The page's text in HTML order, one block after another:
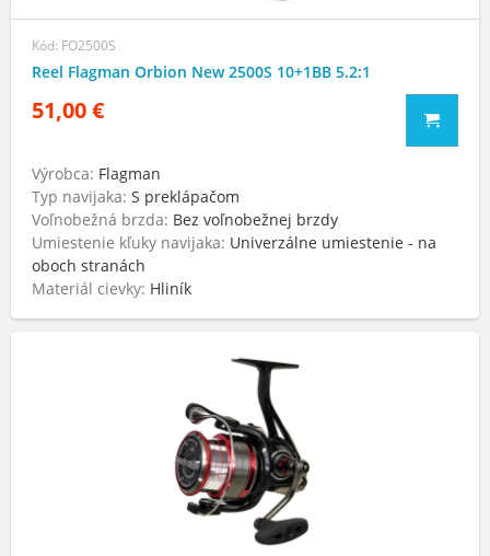
Kód: FO2500S
Reel Flagman Orbion New 2500S 10+1BB 5.2:1
51,00 €
Výrobca: Flagman
Typ navijaka: S preklápačom
Voľnobežná brzda: Bez voľnobežnej brzdy
Umiestenie kľuky navijaka: Univerzálne umiestenie - na
oboch stranách
Materiál cievky: Hliník